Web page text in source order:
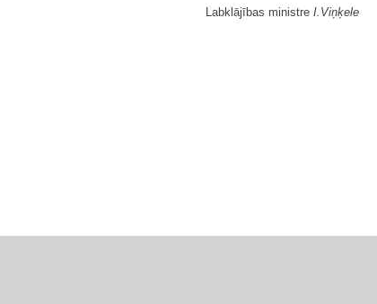
Labklājības ministre I.Viņķele